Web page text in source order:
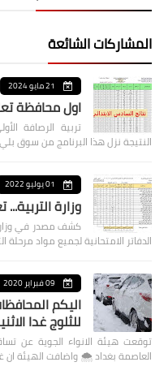
المشاركات الشائعة
21 مايو 2024
اول محافظة
تربية الرصافة
النتيجة نزل هذا البرنامج من سوق بلي https://play.google.com/s…
01 يوليو 2022
وزارة
كشف مصدر في وزارة
الدفاتر الامتحانية لجميع مواد مرحلة
09 فبراير 2020
اليكم
للثلوج غدا
توقعت هيئة الانواء الجوية عن
العاصمة بغداد ⁦🌨️⁩ واضافت الهيئة ان غدا الاثنين …